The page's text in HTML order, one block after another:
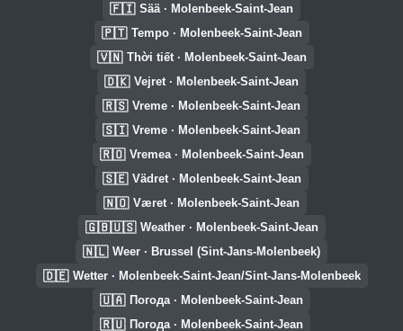
🇫🇮 Sää · Molenbeek-Saint-Jean
🇵🇹 Tempo · Molenbeek-Saint-Jean
🇻🇳 Thời tiết · Molenbeek-Saint-Jean
🇩🇰 Vejret · Molenbeek-Saint-Jean
🇷🇸 Vreme · Molenbeek-Saint-Jean
🇸🇮 Vreme · Molenbeek-Saint-Jean
🇷🇴 Vremea · Molenbeek-Saint-Jean
🇸🇪 Vädret · Molenbeek-Saint-Jean
🇳🇴 Været · Molenbeek-Saint-Jean
🇬🇧🇺🇸 Weather · Molenbeek-Saint-Jean
🇳🇱 Weer · Brussel (Sint-Jans-Molenbeek)
🇩🇪 Wetter · Molenbeek-Saint-Jean/Sint-Jans-Molenbeek
🇺🇦 Погода · Molenbeek-Saint-Jean
🇷🇺 Погода · Molenbeek-Saint-Jean